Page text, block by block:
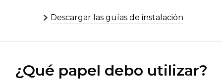
Descargar las guías de instalación
¿Qué papel debo utilizar?